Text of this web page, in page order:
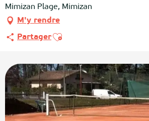
Mimizan Plage, Mimizan
M'y rendre
PartagerAjouter aux favoris